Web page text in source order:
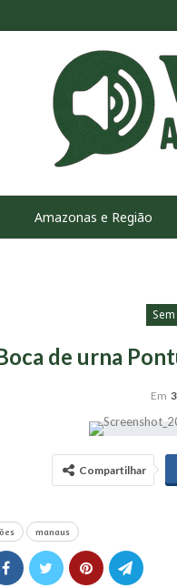
Amazonas e Região
de urna
Em
Compartilhar
manaus